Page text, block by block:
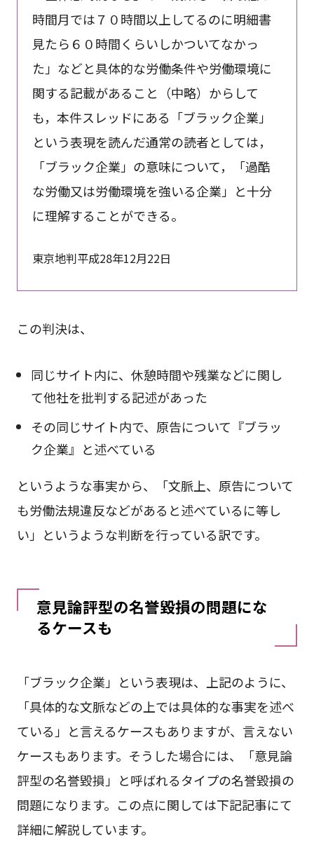
時間月では７０時間以上してるのに明細書
見たら６０時間くらいしかついてなかっ
た」などと具体的な労働条件や労働環境に
関する記載があること（中略）からして
も，本件スレッドにある「ブラック企業」
という表現を読んだ通常の読者としては，
「ブラック企業」の意味について，「過酷
な労働又は労働環境を強いる企業」と十分
に理解することができる。
東京地判平成28年12月22日
この判決は、
同じサイト内に、休憩時間や残業などに関し
て他社を批判する記述があった
その同じサイト内で、原告について『ブラッ
ク企業』と述べている
というような事実から、「文脈上、原告について
も労働法規違反などがあると述べているに等し
い」というような判断を行っている訳です。
意見論評型の名誉毀損の問題にな
るケースも
「ブラック企業」という表現は、上記のように、
「具体的な文脈などの上では具体的な事実を述べ
ている」と言えるケースもありますが、言えない
ケースもあります。そうした場合には、「意見論
評型の名誉毀損」と呼ばれるタイプの名誉毀損の
問題になります。この点に関しては下記記事にて
詳細に解説しています。